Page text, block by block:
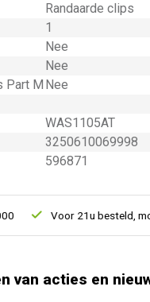
Randaarde clips
1
Nee
Nee
Part M Nee
WAS1105AT
3250610069998
596871
Voor 21u besteld,
van acties en